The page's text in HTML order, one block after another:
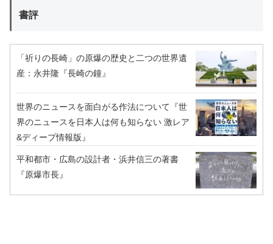
書評
「祈りの長崎」の原爆の歴史と二つの世界遺
産：永井隆『長崎の鐘』
世界のニュースを面白がる作法について『世
界のニュースを日本人は何も知らない 激レア
&ディープ情報版』
平和都市・広島の設計者・浜井信三の著書
『原爆市長』